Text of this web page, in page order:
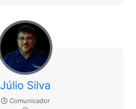
Júlio Silva
Comunicador